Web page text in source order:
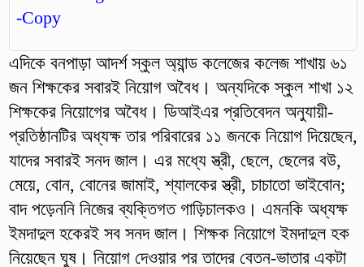
এদিকে বনপাড়া আদর্শ স্কুল অ্যান্ড কলেজের কলেজ শাখায় ৬১
জন শিক্ষকের সবারই নিয়োগ অবৈধ। অন্যদিকে স্কুল শাখা ১২
শিক্ষকের নিয়োগের অবৈধ। ডিআইএর প্রতিবেদন অনুযায়ী-
প্রতিষ্ঠানটির অধ্যক্ষ তার পরিবারের ১১ জনকে নিয়োগ দিয়েছেন,
যাদের সবারই সনদ জাল। এর মধ্যে স্ত্রী, ছেলে, ছেলের বউ,
মেয়ে, বোন, বোনের জামাই, শ্যালকের স্ত্রী, চাচাতো ভাইবোন;
বাদ পড়েননি নিজের ব্যক্তিগত গাড়িচালকও। এমনকি অধ্যক্ষ
ইমদাদুল হকেরই সব সনদ জাল। শিক্ষক নিয়োগে ইমদাদুল হক
নিয়েছেন ঘুষ। নিয়োগ দেওয়ার পর তাদের বেতন-ভাতার একটা